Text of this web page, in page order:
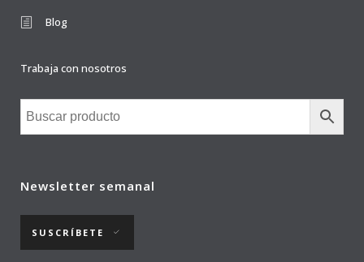
Blog
Trabaja con nosotros
Newsletter semanal
SUSCRÍBETE